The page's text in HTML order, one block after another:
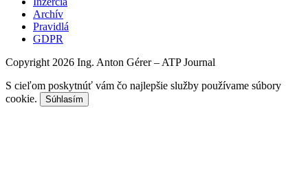
Archív
Pravidlá
GDPR
Copyright 2026 Ing. Anton Gérer – ATP Journal
S cieľom poskytnúť vám čo najlepšie služby používame súbory
cookie.
Súhlasím